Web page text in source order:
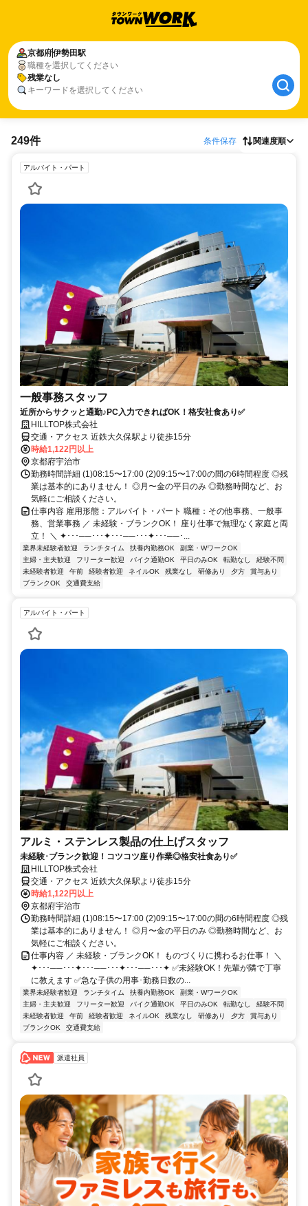
京都府伊勢田駅
職種を選択してください
残業なし
キーワードを選択してください
249件 条件保存 関連度順
アルバイト・パート
一般事務スタッフ
近所からサクッと通勤♪PC入力できればOK！格安社食あり✅
HILLTOP株式会社
交通・アクセス 近鉄大久保駅より徒歩15分
時給1,122円以上
京都府宇治市
勤務時間詳細 (1)08:15〜17:00 (2)09:15〜17:00の間の6時間程度 ◎残
業は基本的にありません！ ◎月〜金の平日のみ ◎勤務時間など、お
気軽にご相談ください。
仕事内容 雇用形態：アルバイト・パート 職種：その他事務、一般事
務、営業事務 ／ 未経験・ブランクOK！ 座り仕事で無理なく家庭と両
立！ ＼ ✦･･･──･･･✦･･･──･･･✦･･･──･...
業界未経験者歓迎 ランチタイム 扶養内勤務OK
副業・WワークOK
主婦・主夫歓迎
フリーター歓迎 バイク通勤OK 平日のみOK 転勤なし
経験不問
未経験者歓迎
午前 経験者歓迎 ネイルOK 残業なし 研修あり 夕方
賞与あり
ブランクOK
交通費支給
アルバイト・パート
アルミ・ステンレス製品の仕上げスタッフ
未経験･ブランク歓迎！コツコツ座り作業◎格安社食あり✅
HILLTOP株式会社
交通・アクセス 近鉄大久保駅より徒歩15分
時給1,122円以上
京都府宇治市
勤務時間詳細 (1)08:15〜17:00 (2)09:15〜17:00の間の6時間程度 ◎残
業は基本的にありません！ ◎月〜金の平日のみ ◎勤務時間など、お
気軽にご相談ください。
仕事内容 ／ 未経験・ブランクOK！ ものづくりに携わるお仕事！ ＼
✦･･･──･･･✦･･･──･･･✦･･･──･･･✦ ✅未経験OK！先輩が隣で丁寧
に教えます ✅急な子供の用事･勤務日数の...
業界未経験者歓迎 ランチタイム 扶養内勤務OK
副業・WワークOK
主婦・主夫歓迎
フリーター歓迎 バイク通勤OK 平日のみOK 転勤なし
経験不問
未経験者歓迎
午前 経験者歓迎 ネイルOK 残業なし 研修あり 夕方
賞与あり
ブランクOK
交通費支給
派遣社員